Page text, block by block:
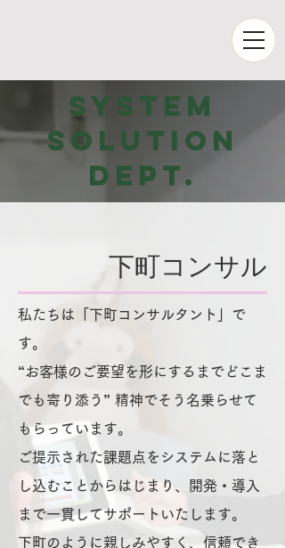
System
solution
Dept.
下町コンサル
私たちは「下町コンサルタント」で
す。
“お客様のご要望を形にするまでどこま
でも寄り添う” 精神でそう名乗らせて
もらっています。
ご提示された課題点をシステムに落と
し込むことからはじまり、開発・導入
まで一貫してサポートいたします。
下町のように親しみやすく、信頼でき